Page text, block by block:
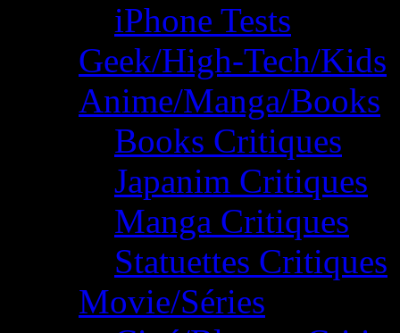
iPhone Tests
Geek/High-Tech/Kids
Anime/Manga/Books
Books Critiques
Japanim Critiques
Manga Critiques
Statuettes Critiques
Movie/Séries